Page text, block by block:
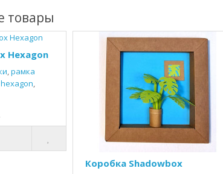
товары
Hexagon
,рамка
,
Коробка Shadowbox